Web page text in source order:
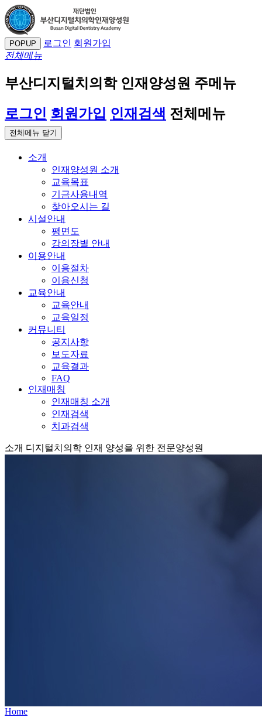
POPUP 로그인 회원가입
전체메뉴
부산디지털치의학 인재양성원 주메뉴
로그인 회원가입 인재검색 전체메뉴
전체메뉴 닫기
소개
인재양성원 소개
교육목표
기금사용내역
찾아오시는 길
시설안내
평면도
강의장별 안내
이용안내
이용절차
이용신청
교육안내
교육안내
교육일정
커뮤니티
공지사항
보도자료
교육결과
FAQ
인재매칭
인재매칭 소개
인재검색
치과검색
소개 디지털치의학 인재 양성을 위한 전문양성원
Home